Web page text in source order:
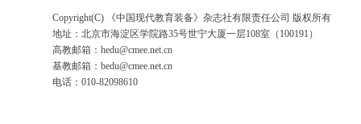
Copyright(C) 《中国现代教育装备》杂志社有限责任公司 版权所有
地址：北京市海淀区学院路35号世宁大厦一层108室（100191）
高教邮箱： hedu@cmee.net.cn
基教邮箱： bedu@cmee.net.cn
电话：010-82098610